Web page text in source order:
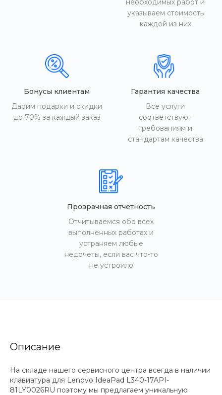
необходимых работ и
указываем стоимость
каждой из них
Бонусы клиентам
Дарим подарки и скидки
до 70% за каждый заказ
Гарантия качества
Все услуги
соответствуют
требованиям и
стандартам качества
Прозрачная отчетность
Отчитываемся обо всех
выполненных работах и
устраняем любые
недочеты, если вас что-то
не устроило
Описание
На складе нашего сервисного центра всегда в наличии
клавиатура для Lenovo IdeaPad L340-17API-
81LY0026RU поэтому мы предлагаем уникальную